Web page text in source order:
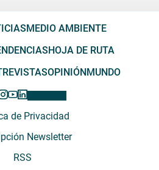
MEDIO AMBIENTE
HOJA DE RUTA
OPINIÓNMUNDO
de Privacidad
Newsletter
RSS